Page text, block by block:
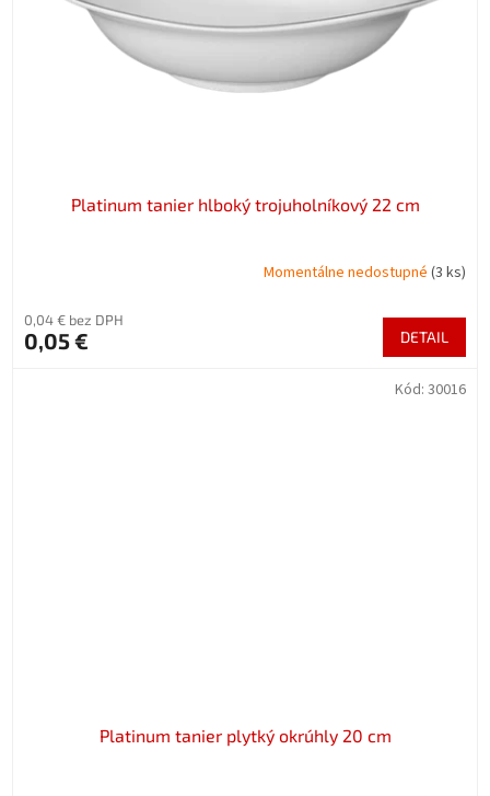
Platinum tanier hlboký trojuholníkový 22 cm
Momentálne nedostupné (3 ks)
0,04 € bez DPH
0,05 € DETAIL
Platinum tanier plytký okrúhly 20 cm
Kód: 30016